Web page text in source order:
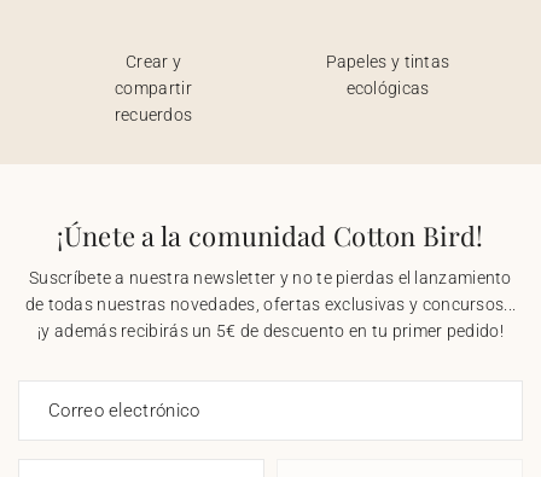
Crear y
compartir
recuerdos
Papeles y tintas
ecológicas
¡Únete a la comunidad Cotton Bird!
Suscríbete a nuestra newsletter y no te pierdas el lanzamiento
de todas nuestras novedades, ofertas exclusivas y concursos...
¡y además recibirás un 5€ de descuento en tu primer pedido!
Correo electrónico